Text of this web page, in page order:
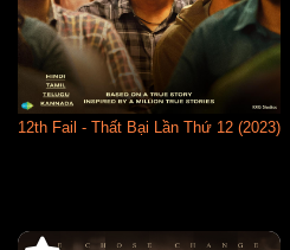
12th Fail - Thất Bại Lần Thứ 12 (2023)